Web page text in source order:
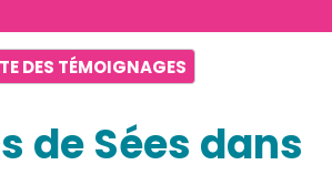
DES TÉMOIGNAGES
de Sées dans